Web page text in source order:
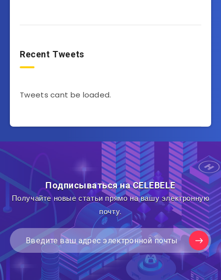
Recent Tweets
Tweets cant be loaded.
Подписываться на CELEBELE
Получайте новые статьи прямо на вашу электронную
почту.